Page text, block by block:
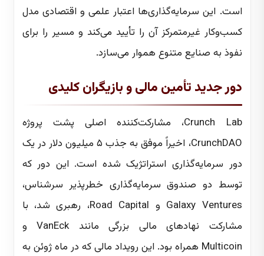
است. این سرمایه‌گذاری‌ها اعتبار علمی و اقتصادی مدل
کسب‌وکار غیرمتمرکز آن را تأیید می‌کند و مسیر را برای
نفوذ به صنایع متنوع هموار می‌سازد.
دور جدید تأمین مالی و بازیگران کلیدی
Crunch Lab، مشارکت‌کننده اصلی پشت پروژه
CrunchDAO، اخیراً موفق به جذب ۵ میلیون دلار در یک
دور سرمایه‌گذاری استراتژیک شده است. این دور که
توسط دو صندوق سرمایه‌گذاری خطرپذیر سرشناس،
Galaxy Ventures و Road Capital، رهبری شد، با
مشارکت نهادهای مالی بزرگی مانند VanEck و
Multicoin همراه بود. این رویداد مالی که در ماه ژوئن به